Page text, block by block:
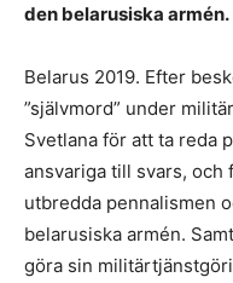
den belarusiska armén.
Belarus 2019. Efter
”självmord” under
Svetlana för att ta reda
ansvariga till svars, och
utbredda pennalismen
belarusiska armén.
göra sin